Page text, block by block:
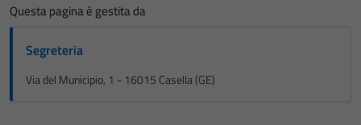
Questa pagina è gestita da
Segreteria
Via del Municipio, 1 - 16015 Casella (GE)